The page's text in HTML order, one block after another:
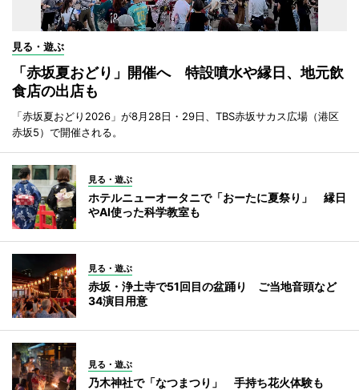
見る・遊ぶ
「赤坂夏おどり」開催へ 特設噴水や縁日、地元飲
食店の出店も
「赤坂夏おどり2026」が8月28日・29日、TBS赤坂サカス広場（港区
赤坂5）で開催される。
見る・遊ぶ
ホテルニューオータニで「おーたに夏祭り」 縁日
やAI使った科学教室も
見る・遊ぶ
赤坂・浄土寺で51回目の盆踊り ご当地音頭など
34演目用意
見る・遊ぶ
乃木神社で「なつまつり」 手持ち花火体験も